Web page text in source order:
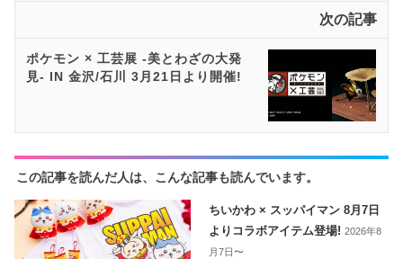
次の記事
ポケモン × 工芸展 -美とわざの大発
見- IN 金沢/石川 3月21日より開催!
この記事を読んだ人は、こんな記事も読んでいます。
ちいかわ × スッパイマン 8月7日
よりコラボアイテム登場!2026年8
月7日〜